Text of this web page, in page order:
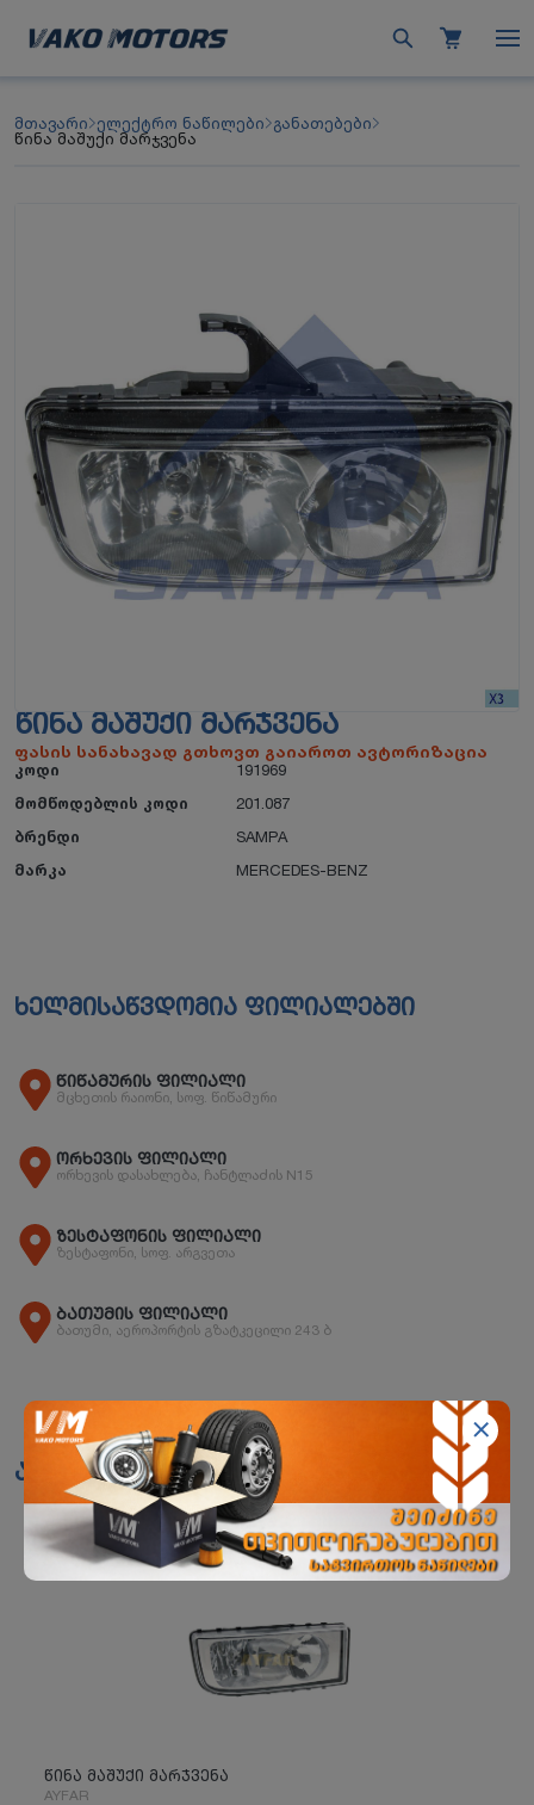
მთავარი ელექტრო ნაწილები განათებები
წინა მაშუქი მარჯვენა
ᲬᲘᲜᲐ ᲛᲐᲨᲣᲥᲘ ᲛᲐᲠᲯᲕᲔᲜᲐ
ფასის სანახავად გთხოვთ გაიაროთ ავტორიზაცია
კოდი
191969
მომწოდებლის კოდი
201.087
ბრენდი
SAMPA
მარკა
MERCEDES-BENZ
ხელმისაწვდომია ფილიალებში
წიწამურის ფილიალი
მცხეთის რაიონი, სოფ. წიწამური
ორხევის ფილიალი
ორხევის დასახლება, ჩანტლაძის N15
ზესტაფონის ფილიალი
ზესტაფონი, სოფ. არგვეთა
ბათუმის ფილიალი
ბათუმი, აეროპორტის გზატკეცილი 243 ბ
ანალოგები
წინა მაშუქი მარჯვენა
AYFAR